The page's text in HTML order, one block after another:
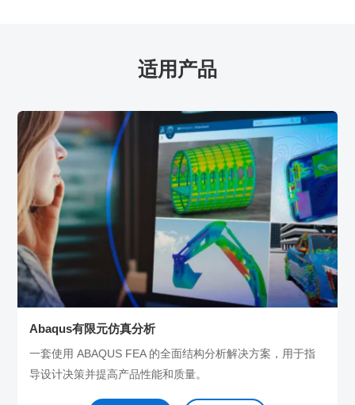
适用产品
Abaqus有限元仿真分析
一套使用 ABAQUS FEA 的全面结构分析解决方案，用于指
导设计决策并提高产品性能和质量。